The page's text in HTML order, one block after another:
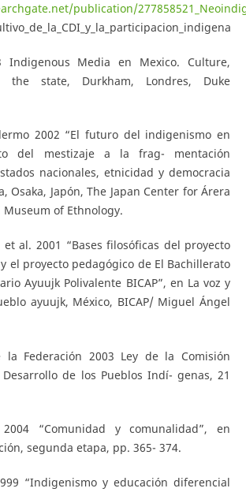
publication/
Indigenous Media en Mexico. Culture,
the state, Durkham, Londres, Duke
2002 “El futuro del indigenismo en
del mestizaje a la frag- mentación
nacionales, etnicidad y democracia
Osaka, Japón, The Japan Center for Árera
of Ethnology.
al. 2001 “Bases filosóficas del proyecto
el proyecto pedagógico de El Bachillerato
Ayuujk Polivalente BICAP”, en La voz y
ayuujk, México, BICAP/ Miguel Ángel
Federación 2003 Ley de la Comisión
de los Pueblos Indí- genas, 21
“Comunidad y comunalidad”, en
segunda etapa, pp. 365- 374.
“Indigenismo y educación diferencial